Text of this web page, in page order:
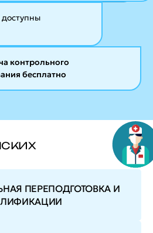
доступны
контрольного
бесплатно
ПЕРЕПОДГОТОВКА И